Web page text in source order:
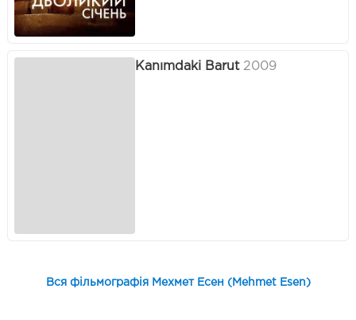
Kanımdaki Barut 2009
Вся фільмографія Мехмет Есен (Mehmet Esen)